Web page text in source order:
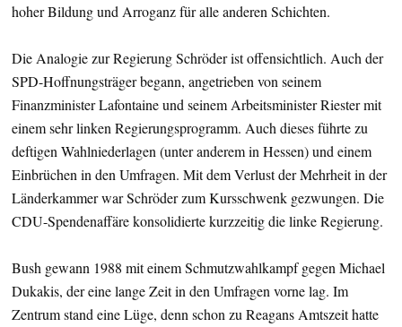
hoher Bildung und Arroganz für alle anderen Schichten.
Die Analogie zur Regierung Schröder ist offensichtlich. Auch der
SPD-Hoffnungsträger begann, angetrieben von seinem
Finanzminister Lafontaine und seinem Arbeitsminister Riester mit
einem sehr linken Regierungsprogramm. Auch dieses führte zu
deftigen Wahlniederlagen (unter anderem in Hessen) und einem
Einbrüchen in den Umfragen. Mit dem Verlust der Mehrheit in der
Länderkammer war Schröder zum Kursschwenk gezwungen. Die
CDU-Spendenaffäre konsolidierte kurzzeitig die linke Regierung.
Bush gewann 1988 mit einem Schmutzwahlkampf gegen Michael
Dukakis, der eine lange Zeit in den Umfragen vorne lag. Im
Zentrum stand eine Lüge, denn schon zu Reagans Amtszeit hatte